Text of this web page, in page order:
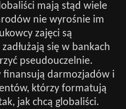
mają stąd wiele
nie wyrośnie im
zajęci są
się w bankach
pseudouczelnie.
finansują darmozjadów i
którzy formatują
jak chcą globaliści.